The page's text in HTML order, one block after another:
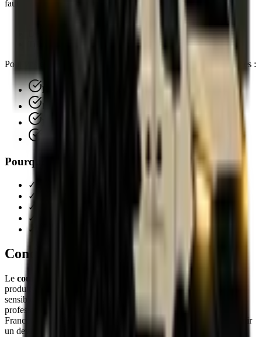
faut compter en moyenne :
Une heure pour Paris et les villes limitrophes
Deux heures pour la petite couronne
Trois heures pour la grande couronne
Pour vos envois en province, nous vous proposons quatre formules :
Livraison le jour même
Livraison le lendemain avant 10h00
Livraison le lendemain avant 13h00
Pourquoi choisir SRT Course ?
✓ Service de coursier privé 100 % dédié à votre livraison
✓ Transport en direct, sans rupture de charge
✓ Large flotte de véhicules adaptés à tous vos besoins
✓ Sécurité maximale avec géolocalisation en temps réel
✓ Devis personnalisé sous 1 heure
Conclusion
Le coursier privé
est la solution idéale pour vos livraisons de
produits de valeur, documents confidentiels ou marchandises
sensibles. Avec SRT Course, vous bénéficiez d'un service
professionnel, sécurisé et personnalisé, valable partout en Île-de-
France et en province. Contactez-nous dès aujourd'hui pour obtenir
un devis sur-mesure adapté à vos besoins !